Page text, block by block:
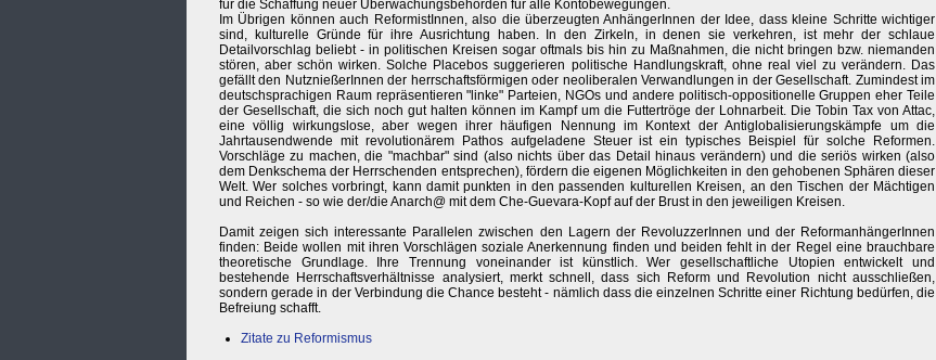
für die Schaffung neuer Überwachungsbehörden für alle Kontobewegungen.
Im Übrigen können auch ReformistInnen, also die überzeugten AnhängerInnen der Idee, dass kleine Schritte wichtiger
sind, kulturelle Gründe für ihre Ausrichtung haben. In den Zirkeln, in denen sie verkehren, ist mehr der schlaue
Detailvorschlag beliebt - in politischen Kreisen sogar oftmals bis hin zu Maßnahmen, die nicht bringen bzw. niemanden
stören, aber schön wirken. Solche Placebos suggerieren politische Handlungskraft, ohne real viel zu verändern. Das
gefällt den NutznießerInnen der herrschaftsförmigen oder neoliberalen Verwandlungen in der Gesellschaft. Zumindest im
deutschsprachigen Raum repräsentieren "linke" Parteien, NGOs und andere politisch-oppositionelle Gruppen eher Teile
der Gesellschaft, die sich noch gut halten können im Kampf um die Futtertröge der Lohnarbeit. Die Tobin Tax von Attac,
eine völlig wirkungslose, aber wegen ihrer häufigen Nennung im Kontext der Antiglobalisierungskämpfe um die
Jahrtausendwende mit revolutionärem Pathos aufgeladene Steuer ist ein typisches Beispiel für solche Reformen.
Vorschläge zu machen, die "machbar" sind (also nichts über das Detail hinaus verändern) und die seriös wirken (also
dem Denkschema der Herrschenden entsprechen), fördern die eigenen Möglichkeiten in den gehobenen Sphären dieser
Welt. Wer solches vorbringt, kann damit punkten in den passenden kulturellen Kreisen, an den Tischen der Mächtigen
und Reichen - so wie der/die Anarch@ mit dem Che-Guevara-Kopf auf der Brust in den jeweiligen Kreisen.
Damit zeigen sich interessante Parallelen zwischen den Lagern der RevoluzzerInnen und der ReformanhängerInnen
finden: Beide wollen mit ihren Vorschlägen soziale Anerkennung finden und beiden fehlt in der Regel eine brauchbare
theoretische Grundlage. Ihre Trennung voneinander ist künstlich. Wer gesellschaftliche Utopien entwickelt und
bestehende Herrschaftsverhältnisse analysiert, merkt schnell, dass sich Reform und Revolution nicht ausschließen,
sondern gerade in der Verbindung die Chance besteht - nämlich dass die einzelnen Schritte einer Richtung bedürfen, die
Befreiung schafft.
Zitate zu Reformismus